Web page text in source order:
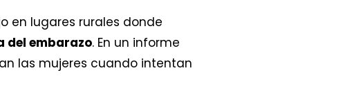
en lugares rurales donde
del embarazo. En un informe
las mujeres cuando intentan